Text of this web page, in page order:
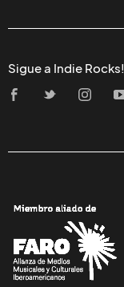
Sigue a Indie Rocks!